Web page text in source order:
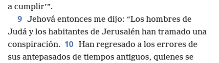
a cumplir’”.
9 Jehová entonces me dijo: “Los hombres de
Judá y los habitantes de Jerusalén han tramado una
conspiración. 10 Han regresado a los errores de
sus antepasados de tiempos antiguos, quienes se